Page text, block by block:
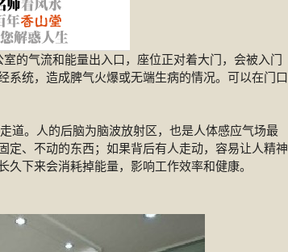
的气流和能量出入口，座位正对着大门，会被入门
系统，造成脾气火爆或无端生病的情况。可以在门口
道。人的后脑为脑波放射区，也是人体感应气场最
定、不动的东西；如果背后有人走动，容易让人精神
下来会消耗掉能量，影响工作效率和健康。